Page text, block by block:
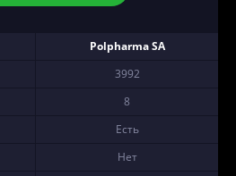
Polpharma SA
3992
8
Есть
Нет